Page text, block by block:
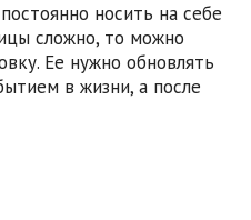
носить на себе
сложно, то можно
Ее нужно обновлять
в жизни, а после